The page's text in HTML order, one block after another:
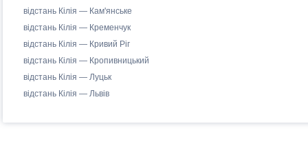
відстань Кілія — Кам'янське
відстань Кілія — Кременчук
відстань Кілія — Кривий Ріг
відстань Кілія — Кропивницький
відстань Кілія — Луцьк
відстань Кілія — Львів